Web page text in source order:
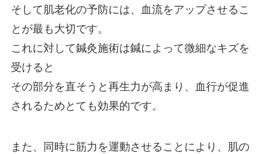
そして肌老化の予防には、血流をアップさせるこ
とが最も大切です。
これに対して鍼灸施術は鍼によって微細なキズを
受けると
その部分を直そうと再生力が高まり、血行が促進
されるためとても効果的です。
また、同時に筋力を運動させることにより、肌の